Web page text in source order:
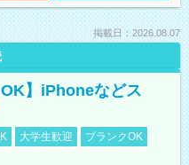
掲載日：2026.08.07
OK】iPhoneなどス
大学生歓迎
ブランクOK